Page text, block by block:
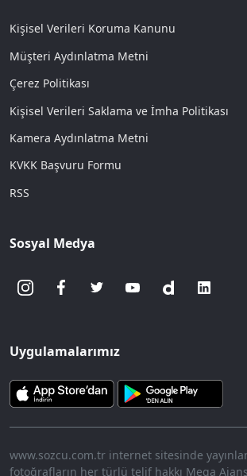
Kişisel Verileri Koruma Kanunu
Müşteri Aydınlatma Metni
Çerez Politikası
Kişisel Verileri Saklama ve İmha Politikası
Kamera Aydınlatma Metni
KVKK Başvuru Formu
RSS
Sosyal Medya
Uygulamalarımız
www.sozcu.com.tr internet sitesinde
fotoğrafların her türlü telif hakkı Mega Ajans